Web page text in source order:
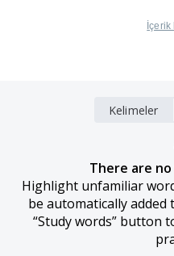
İçerik
Kelimeler
There are
Highlight unfamiliar
be automatically
“Study words” button